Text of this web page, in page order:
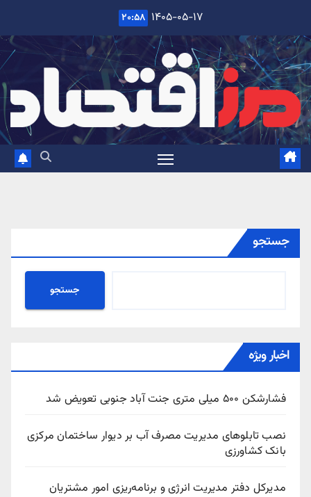
content
۱۴۰۵-۰۵-۱۷ ۲۰:۵۸
جستجو
جستجو
اخبار ویژه
فشارشکن ۵۰۰ میلی متری جنت آباد جنوبی تعویض شد
نصب تابلوهای مدیریت مصرف آب بر دیوار ساختمان مرکزی
بانک کشاورزی
مدیرکل دفتر مدیریت انرژی و برنامه‌ریزی امور مشتریان